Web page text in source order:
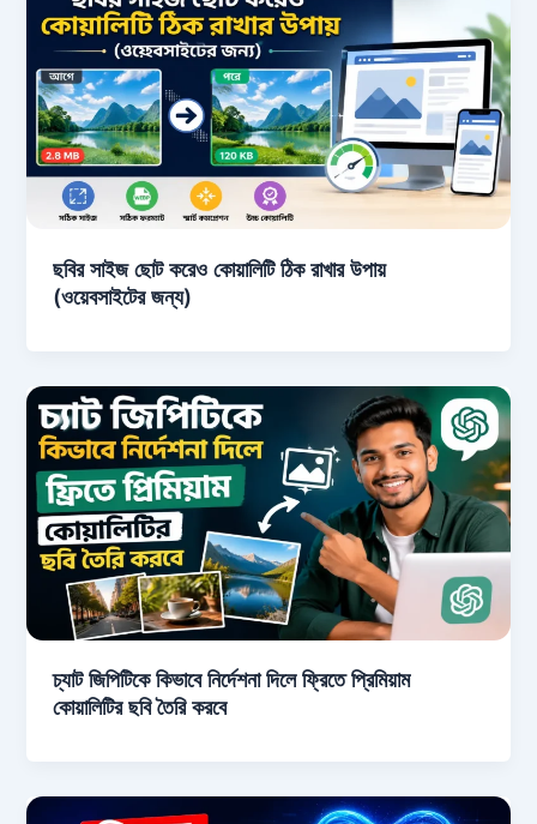
ছবির সাইজ ছোট করেও কোয়ালিটি ঠিক রাখার উপায়
(ওয়েবসাইটের জন্য)
চ্যাট জিপিটিকে কিভাবে নির্দেশনা দিলে ফ্রিতে প্রিমিয়াম
কোয়ালিটির ছবি তৈরি করবে